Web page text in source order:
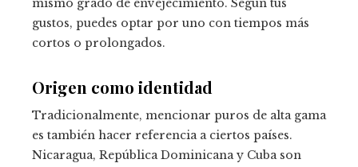
mismo grado de envejecimiento. Según tus
gustos, puedes optar por uno con tiempos más
cortos o prolongados.
Origen como identidad
Tradicionalmente, mencionar puros de alta gama
es también hacer referencia a ciertos países.
Nicaragua, República Dominicana y Cuba son